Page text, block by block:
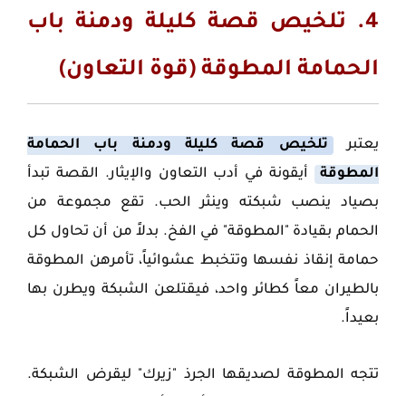
4. تلخيص قصة كليلة ودمنة باب
الحمامة المطوقة (قوة التعاون)
يعتبر
تلخيص قصة كليلة ودمنة باب الحمامة
المطوقة
أيقونة في أدب التعاون والإيثار. القصة تبدأ
بصياد ينصب شبكته وينثر الحب. تقع مجموعة من
الحمام بقيادة "المطوقة" في الفخ. بدلاً من أن تحاول كل
حمامة إنقاذ نفسها وتتخبط عشوائياً، تأمرهن المطوقة
بالطيران معاً كطائر واحد، فيقتلعن الشبكة ويطرن بها
بعيداً.
تتجه المطوقة لصديقها الجرذ "زيرك" ليقرض الشبكة.